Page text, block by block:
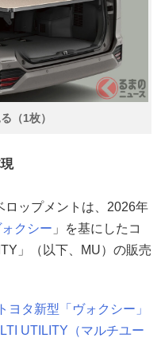
（1枚）
ロップメントは、2026年
ォクシー 」を基にしたコ
」（以下、MU）の販売
ヨタ新型「ヴォクシー」
UTILITY（マルチユー